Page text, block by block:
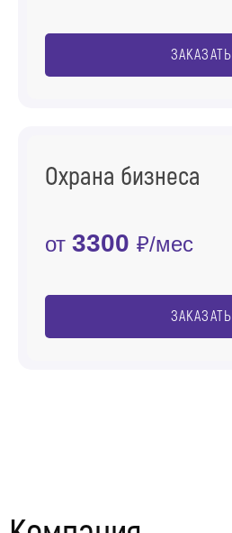
ЗАКАЗАТЬ
Охрана бизнеса
от 3300 ₽/мес
ЗАКАЗАТЬ